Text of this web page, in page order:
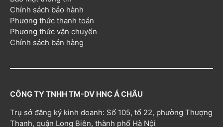
Chính sách bảo hành
Phương thức thanh toán
Phương thức vận chuyển
Chính sách bán hàng
CÔNG TY TNHH TM-DV HNC Á CHÂU
Trụ sở đăng ký kinh doanh: Số 105, tổ 22, phường Thượng
Thanh, quận Long Biên, thành phố Hà Nội